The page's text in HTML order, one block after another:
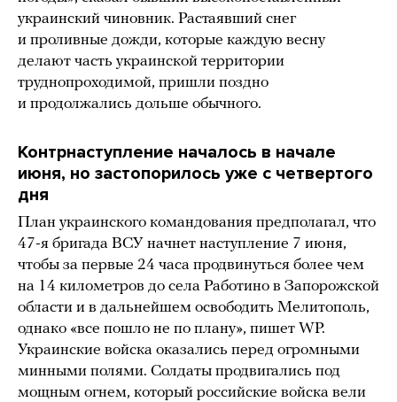
украинский чиновник. Растаявший снег
и проливные дожди, которые каждую весну
делают часть украинской территории
труднопроходимой, пришли поздно
и продолжались дольше обычного.
Контрнаступление началось в начале
июня, но застопорилось уже с четвертого
дня
План украинского командования предполагал, что
47-я бригада ВСУ начнет наступление 7 июня,
чтобы за первые 24 часа продвинуться более чем
на 14 километров до села Работино в Запорожской
области и в дальнейшем освободить Мелитополь,
однако «все пошло не по плану», пишет WP.
Украинские войска оказались перед огромными
минными полями. Солдаты продвигались под
мощным огнем, который российские войска вели